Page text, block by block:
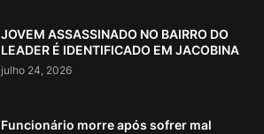
JOVEM ASSASSINADO NO BAIRRO DO
LEADER É IDENTIFICADO EM JACOBINA
julho 24, 2026
Funcionário morre após sofrer mal